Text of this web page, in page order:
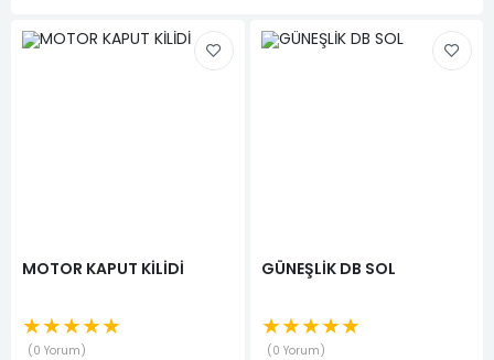
MOTOR KAPUT KİLİDİ
★★★★★
0 Yorum
GÜNEŞLİK DB SOL
★★★★★
0 Yorum